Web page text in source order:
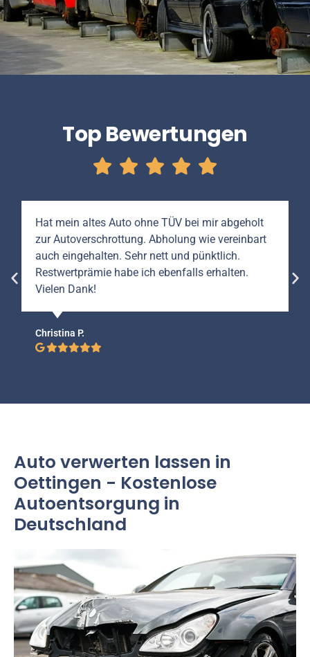
Top Bewertungen
Hat mein altes Auto ohne TÜV bei mir abgeholt
zur Autoverschrottung. Abholung wie vereinbart
auch eingehalten. Sehr nett und pünktlich.
Restwertprämie habe ich ebenfalls erhalten.
Vielen Dank!
Christina P.
Auto verwerten lassen in
Oettingen - Kostenlose
Autoentsorgung in
Deutschland